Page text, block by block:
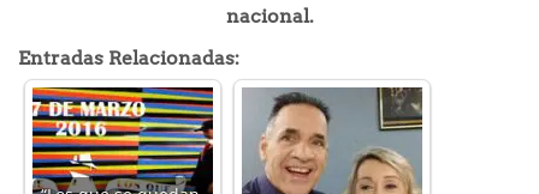
nacional.
Entradas Relacionadas: